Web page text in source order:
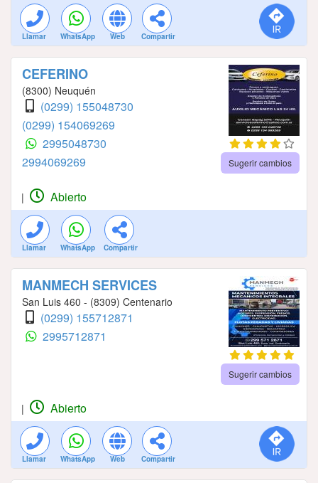
Llamar WhatsApp Web Compartir
CEFERINO
(8300) Neuquén
(0299) 155048730
(0299) 154069269
2995048730
2994069269
Sugerir cambios
| Abierto
Llamar WhatsApp Compartir
MANMECH SERVICES
San Luis 460 - (8309) Centenario
(0299) 155712871
2995712871
Sugerir cambios
| Abierto
Llamar WhatsApp Web Compartir